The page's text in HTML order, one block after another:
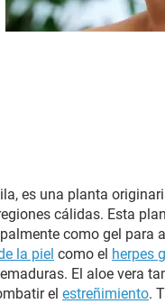
es una planta
cálidas. Esta
como gel para
la piel como el herpes
El aloe vera
el estreñimiento.